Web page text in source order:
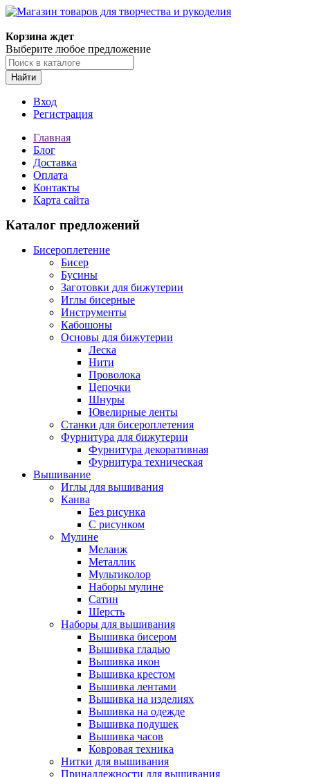
Корзина ждет
Выберите любое предложение
Найти
Вход
Регистрация
Главная
Блог
Доставка
Оплата
Контакты
Карта сайта
Каталог предложений
Бисероплетение
Бисер
Бусины
Заготовки для бижутерии
Иглы бисерные
Инструменты
Кабошоны
Основы для бижутерии
Леска
Нити
Проволока
Цепочки
Шнуры
Ювелирные ленты
Станки для бисероплетения
Фурнитура для бижутерии
Фурнитура декоративная
Фурнитура техническая
Вышивание
Иглы для вышивания
Канва
Без рисунка
С рисунком
Мулине
Меланж
Металлик
Мультиколор
Наборы мулине
Сатин
Шерсть
Наборы для вышивания
Вышивка бисером
Вышивка гладью
Вышивка икон
Вышивка крестом
Вышивка лентами
Вышивка на изделиях
Вышивка на одежде
Вышивка подушек
Вышивка часов
Ковровая техника
Нитки для вышивания
Принадлежности для вышивания